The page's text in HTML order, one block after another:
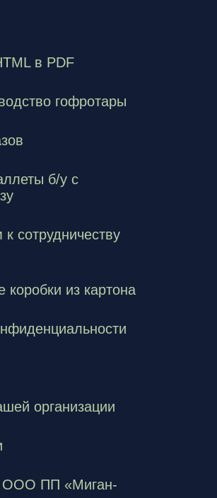
в PDF
гофротары
б/у с
сотрудничеству
коробки из картона
организации
ООО ПП «Миган-